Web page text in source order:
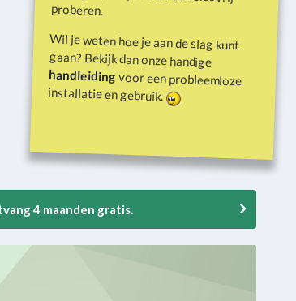
proberen.
Wil je weten hoe je aan de slag kunt
gaan? Bekijk dan onze handige
handleidingvoor een probleemloze
installatie en gebruik.
4 maanden gratis.